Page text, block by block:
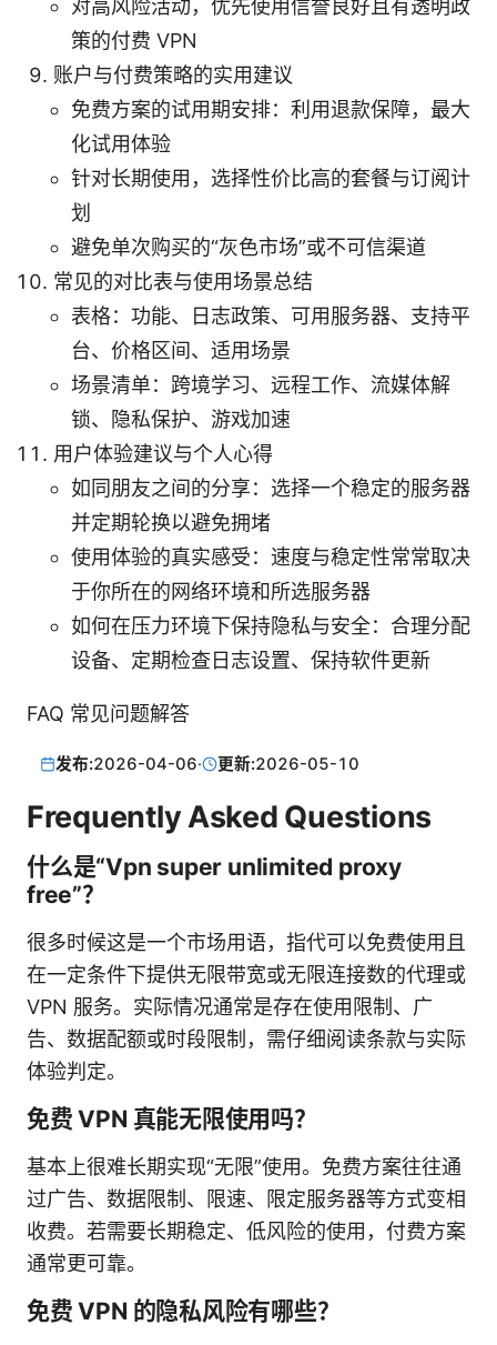
对高风险活动，优先使用信誉良好且有透明政
策的付费 VPN
账户与付费策略的实用建议
免费方案的试用期安排：利用退款保障，最大
化试用体验
针对长期使用，选择性价比高的套餐与订阅计
划
避免单次购买的“灰色市场”或不可信渠道
常见的对比表与使用场景总结
表格：功能、日志政策、可用服务器、支持平
台、价格区间、适用场景
场景清单：跨境学习、远程工作、流媒体解
锁、隐私保护、游戏加速
用户体验建议与个人心得
如同朋友之间的分享：选择一个稳定的服务器
并定期轮换以避免拥堵
使用体验的真实感受：速度与稳定性常常取决
于你所在的网络环境和所选服务器
如何在压力环境下保持隐私与安全：合理分配
设备、定期检查日志设置、保持软件更新
FAQ 常见问题解答
发布:2026-04-06· 更新:2026-05-10
Frequently Asked Questions
什么是“Vpn super unlimited proxy
free”？
很多时候这是一个市场用语，指代可以免费使用且
在一定条件下提供无限带宽或无限连接数的代理或
VPN 服务。实际情况通常是存在使用限制、广
告、数据配额或时段限制，需仔细阅读条款与实际
体验判定。
免费 VPN 真能无限使用吗？
基本上很难长期实现“无限”使用。免费方案往往通
过广告、数据限制、限速、限定服务器等方式变相
收费。若需要长期稳定、低风险的使用，付费方案
通常更可靠。
免费 VPN 的隐私风险有哪些？